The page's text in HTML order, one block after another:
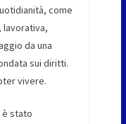
come
lavorativa,
da una
sui diritti.
vivere.
è stato